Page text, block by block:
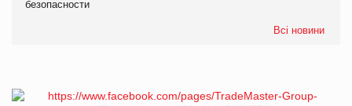
безопасности
Всі новини